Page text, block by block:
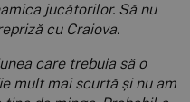
jucătorilor. Să nu
cu Craiova.
care trebuia să o
mult mai scurtă și nu am